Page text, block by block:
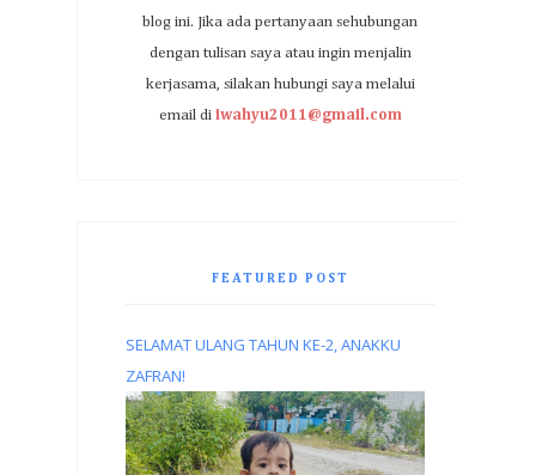
blog ini. Jika ada pertanyaan sehubungan
dengan tulisan saya atau ingin menjalin
kerjasama, silakan hubungi saya melalui
email di iwahyu2011@gmail.com
FEATURED POST
SELAMAT ULANG TAHUN KE-2, ANAKKU
ZAFRAN!